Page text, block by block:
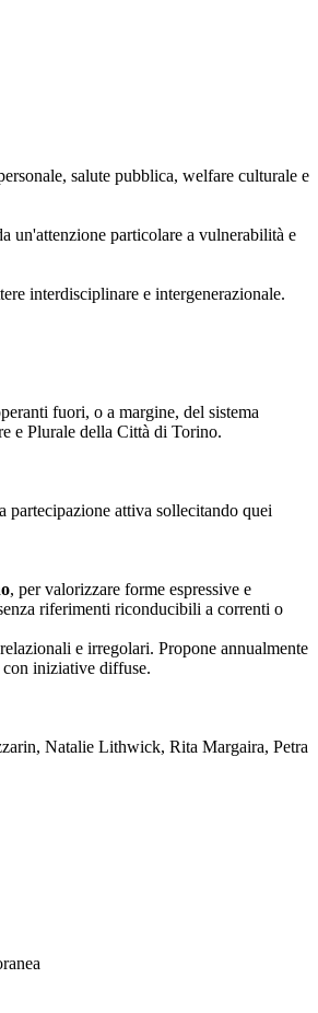
salute pubblica, welfare culturale e
un'attenzione particolare a vulnerabilità e
interdisciplinare e intergenerazionale.
fuori, o a margine, del sistema
e Plurale della Città di Torino.
attiva sollecitando quei
, per valorizzare forme espressive e
riferimenti riconducibili a correnti o
e irregolari. Propone annualmente
iniziative diffuse.
Natalie Lithwick, Rita Margaira, Petra